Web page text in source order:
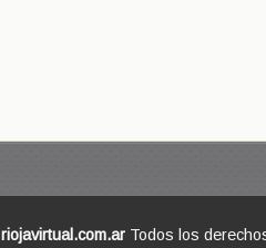
riojavirtual.com.ar Todos los